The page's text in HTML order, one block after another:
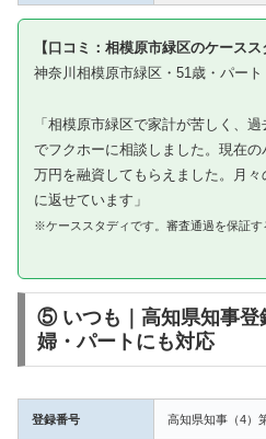
【口コミ：相模原市緑区のケースス
神奈川相模原市緑区・51歳・パート
「相模原市緑区で家計が苦しく、
でフクホーに相談しました。現在
万円を融資してもらえました。月
に返せています」
※ケーススタディです。審査通過を保証す
⑤ いつも｜高知県知事登
婦・パートにも対応
登録番号 高知県知事（4）